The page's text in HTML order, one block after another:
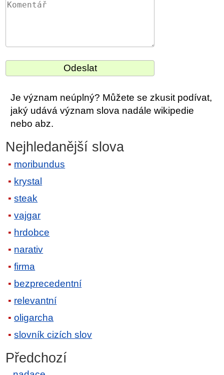
Je význam neúplný? Můžete se zkusit podívat,
jaký udává význam slova nadále wikipedie
nebo abz.
Nejhledanější slova
moribundus
krystal
steak
vajgar
hrdobce
narativ
firma
bezprecedentní
relevantní
oligarcha
slovník cizích slov
Předchozí